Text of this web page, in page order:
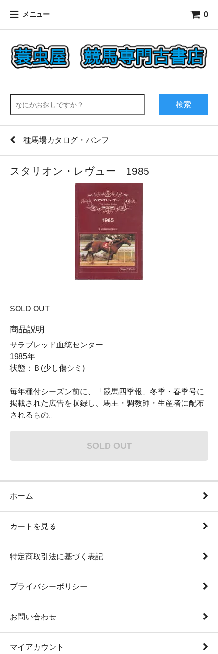
メニュー 0
検索
種馬場カタログ・パンフ
スタリオン・レヴュー 1985
SOLD OUT
商品説明
サラブレッド血統センター
1985年
状態：Ｂ(少し傷シミ)
毎年種付シーズン前に、「競馬四季報」冬季・春季号に
掲載された広告を収録し、馬主・調教師・生産者に配布
されるもの。
SOLD OUT
ホーム
カートを見る
特定商取引法に基づく表記
プライバシーポリシー
お問い合わせ
マイアカウント